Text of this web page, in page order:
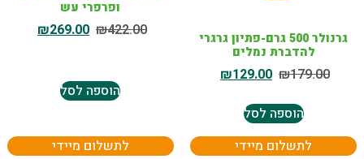
גרנולר 500 גרם-פתיון גרגרי
להדברת נמלים
₪179.00
₪129.00
הוספה לסל
לתשלום מיידי
ופרפרי עש
₪422.00
₪269.00
הוספה לסל
לתשלום מיידי